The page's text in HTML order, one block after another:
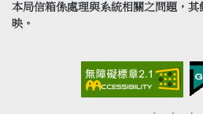
本局信箱係處理與系統相關之問題，
映。